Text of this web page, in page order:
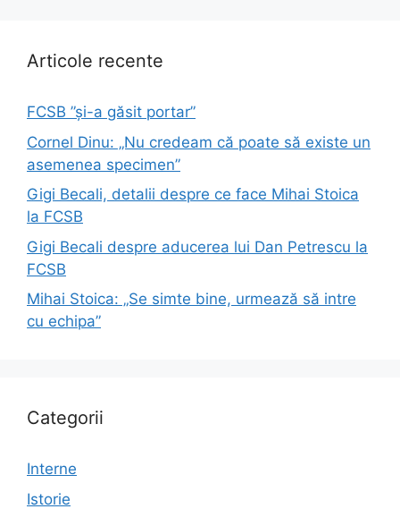
Articole recente
FCSB ”și-a găsit portar”
Cornel Dinu: „Nu credeam că poate să existe un
asemenea specimen”
Gigi Becali, detalii despre ce face Mihai Stoica
la FCSB
Gigi Becali despre aducerea lui Dan Petrescu la
FCSB
Mihai Stoica: „Se simte bine, urmează să intre
cu echipa”
Categorii
Interne
Istorie